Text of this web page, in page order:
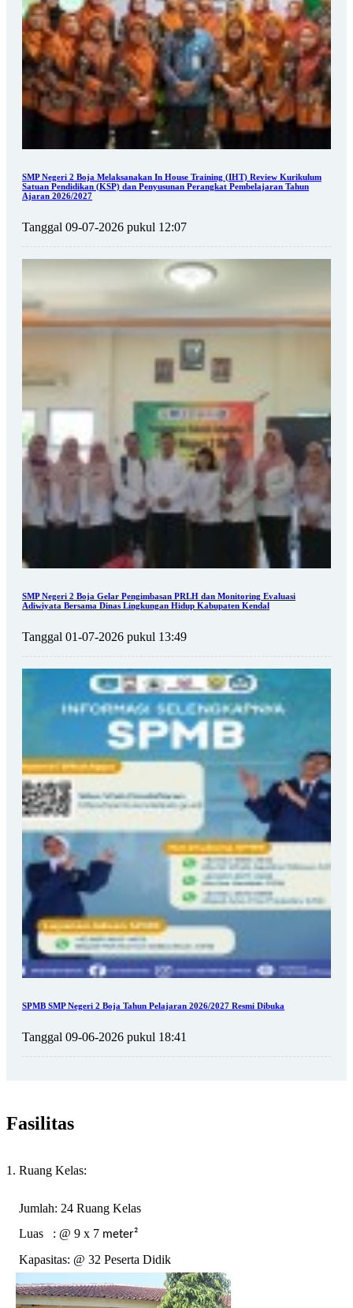
SMP Negeri 2 Boja Melaksanakan In House Training (IHT) Review Kurikulum
Satuan Pendidikan (KSP) dan Penyusunan Perangkat Pembelajaran Tahun
Ajaran 2026/2027
Tanggal 09-07-2026 pukul 12:07
SMP Negeri 2 Boja Gelar Pengimbasan PRLH dan Monitoring Evaluasi
Adiwiyata Bersama Dinas Lingkungan Hidup Kabupaten Kendal
Tanggal 01-07-2026 pukul 13:49
SPMB SMP Negeri 2 Boja Tahun Pelajaran 2026/2027 Resmi Dibuka
Tanggal 09-06-2026 pukul 18:41
Fasilitas
1. Ruang Kelas:
Jumlah: 24 Ruang Kelas
Luas : @ 9 x 7 meter²
Kapasitas: @ 32 Peserta Didik